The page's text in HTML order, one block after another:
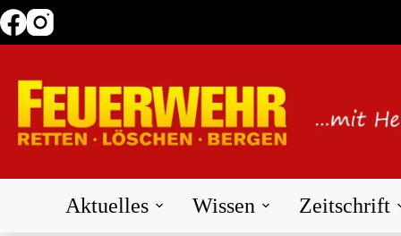
Zum
Inhalt
Aktuelles Wissen Zeitschrift